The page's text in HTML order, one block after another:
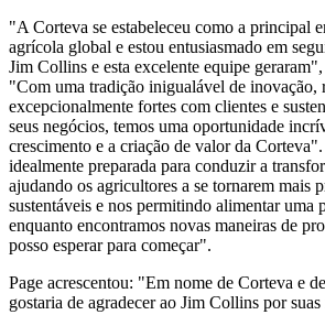
"A Corteva se estabeleceu como a principal
agrícola global e estou entusiasmado em
Jim Collins e esta excelente equipe
"Com uma tradição inigualável de inovação,
excepcionalmente fortes com clientes e
seus negócios, temos uma oportunidade
crescimento e a criação de valor da
idealmente preparada para conduzir a
ajudando os agricultores a se tornarem mais
sustentáveis e nos permitindo alimentar uma
enquanto encontramos novas maneiras de
posso esperar para começar".
Page acrescentou: "Em nome de Corteva e
gostaria de agradecer ao Jim Collins por